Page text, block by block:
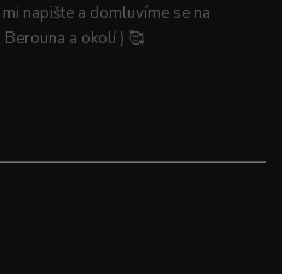
napište a domluvíme se na
a okolí ) 🥰